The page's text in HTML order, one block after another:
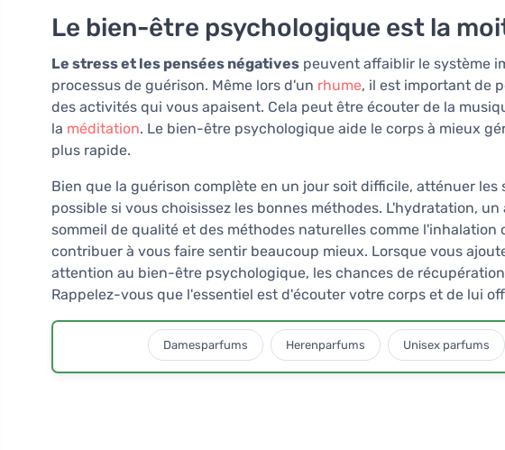
Le bien-être psychologique est la
Le stress et les pensées négatives peuvent affaiblir le système
processus de guérison. Même lors d'un rhume, il est important de
des activités qui vous apaisent. Cela peut être écouter de la
la méditation. Le bien-être psychologique aide le corps à mieux
plus rapide.
Bien que la guérison complète en un jour soit difficile, atténuer
possible si vous choisissez les bonnes méthodes. L'hydratation,
sommeil de qualité et des méthodes naturelles comme
contribuer à vous faire sentir beaucoup mieux. Lorsque vous
attention au bien-être psychologique, les chances de
Rappelez-vous que l'essentiel est d'écouter votre corps et de lui
Damesparfums Herenparfums Unisex parfums